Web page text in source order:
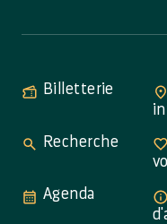
Billetterie
Recherche
Agenda